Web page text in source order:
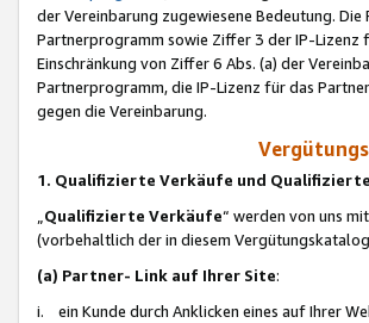
der Vereinbarung zugewiesene Bedeutung.
Partnerprogramm sowie Ziffer 3 der IP-Lizenz
Einschränkung von Ziffer 6 Abs. (a) der
Partnerprogramm, die IP-Lizenz für das
gegen die Vereinbarung.
1. Qualifizierte Verkäufe und
Qualifizierte Verkäufe“ werden von uns
(vorbehaltlich der in diesem
(a) Partner- Link auf Ihrer Site:
i. ein Kunde durch Anklicken eines auf Ihrer